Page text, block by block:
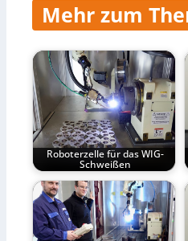
Mehr zum
Roboterzelle für das WIG-
Schweißen